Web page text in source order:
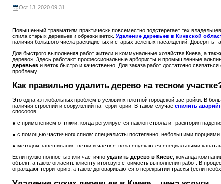
Oct 13, 2020 09:31
Повышенный травматизм практически повсеместно подстерегает тех
спила старых деревьев и обрезки веток. Удаление деревьев в Киевской
наличия большого числа раскидистых и старых зеленых насаждений. Доверять
Для быстрого выполнения работ жители и коммунальные хозяйства Киева, а
дерево». Здесь работают профессиональные арбористы и промышленные
деревьев и веток быстро и качественно. Для заказа работ достаточно
проблему.
Как правильно удалить дерево на тесном
Это одна из глобальных проблем в условиях плотной городской застройки. В
наличия строений и сооружений на территории. В таком случае спилить
способов:
● с применением оттяжки, когда регулируется наклон ствола и траектория
● с помощью частичного спила: специалисты постепенно, небольшими порциями
● методом завешивания: ветки и части ствола спускаются специальными
Если нужно полностью или частично удалить дерево в Киеве , команда
объект, а также огласить клиенту итоговую стоимость выполнения работ. В
ограждают территорию, а также договариваются о перекрытии трассы (если